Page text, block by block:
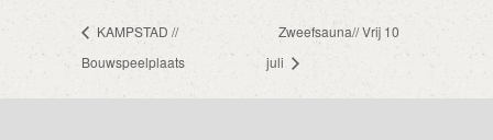
KAMPSTAD //
Bouwspeelplaats
Zweefsauna// Vrij 10
juli